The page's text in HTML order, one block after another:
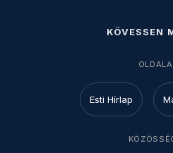
KÖVESSEN
Esti Hírlap